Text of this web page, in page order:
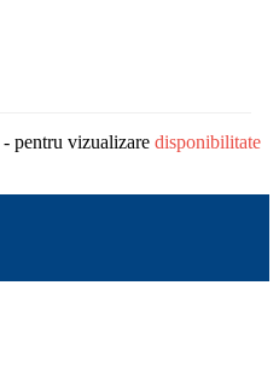
- pentru vizualizare disponibilitate